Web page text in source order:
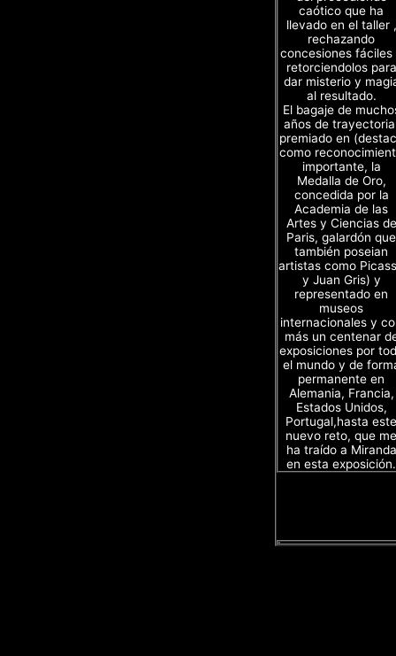
caótico que ha
llevado en el taller ,
rechazando
concesiones fáciles
retorciendolos para
dar misterio y
al resultado.
El bagaje de
años de
premiado en
como
importante, la
Medalla de Oro,
concedida por la
Academia de las
Artes y Ciencias de
Paris, galardón que
también poseian
artistas como
y Juan Gris) y
representado en
museos
internacionales y
más un centenar
exposiciones por
el mundo y de
permanente en
Alemania, Francia,
Estados Unidos,
Portugal,hasta este
nuevo reto, que me
ha traído a Miranda
en esta exposición.